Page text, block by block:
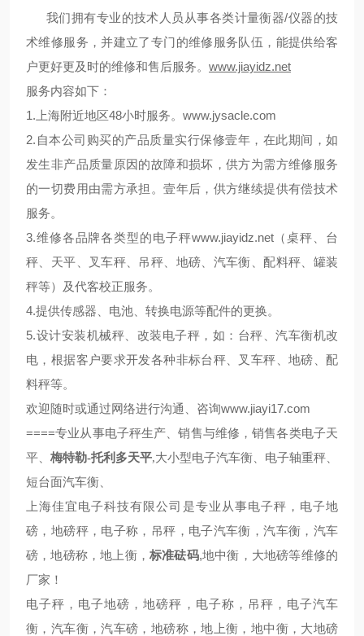
我们拥有专业的技术人员从事各类计量衡器/仪器的技
术维修服务，并建立了专门的维修服务队伍，能提供给客
户更好更及时的维修和售后服务。 www.jiayidz.net
服务内容如下：
1.上海附近地区48小时服务。 www.jysacle.com
2.自本公司购买的产品质量实行保修壹年，在此期间，如
发生非产品质量原因的故障和损坏，供方为需方维修服务
的一切费用由需方承担。壹年后，供方继续提供有偿技术
服务。
3.维修各品牌各类型的电子秤www.jiayidz.net（桌秤、台
秤、天平、叉车秤、吊秤、地磅、汽车衡、配料秤、罐装
秤等）及代客校正服务。
4.提供传感器、电池、转换电源等配件的更换。
5.设计安装机械秤、改装电子秤，如：台秤、汽车衡机改
电，根据客户要求开发各种非标台秤、叉车秤、地磅、配
料秤等。
欢迎随时或通过网络进行沟通、咨询www.jiayi17.com
====专业从事电子秤生产、销售与维修，销售各类电子天
平、 梅特勒-托利多天平,大小型电子汽车衡、电子轴重秤、
短台面汽车衡、
上海佳宜电子科技有限公司是专业从事电子秤，电子地
磅，地磅秤，电子称，吊秤，电子汽车衡，汽车衡，汽车
磅，地磅称，地上衡， 标准砝码,地中衡，大地磅等维修的
厂家！
电子秤，电子地磅，地磅秤，电子称，吊秤，电子汽车
衡，汽车衡，汽车磅，地磅称，地上衡，地中衡，大地磅